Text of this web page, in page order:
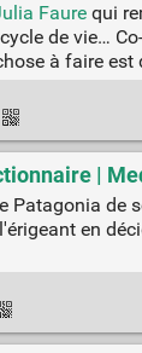
Faurequi
de vie…
à faire
|
de
en